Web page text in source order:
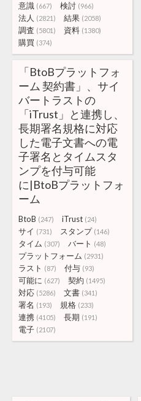
意識 (667) 検討 (966)
法人 (2821) 結果 (2058)
調査 (5801) 資料 (1380)
購買 (374)
「BtoBプラットフォ
ーム 契約書」、サイ
バートラストの
「iTrust」と連携し、
長期署名規格に対応
した電子文書への電
子署名とタイムスタ
ンプを付与可能
に|BtoBプラットフォ
ーム
BtoB (247) iTrust (24)
サイ (731) スタンプ (146)
タイム (307) バート (48)
プラットフォーム (2931)
ラスト (87) 付与 (93)
可能に (627) 契約 (1495)
対応 (5286) 文書 (341)
署名 (193) 規格 (233)
連携 (4105) 長期 (191)
電子 (2107)